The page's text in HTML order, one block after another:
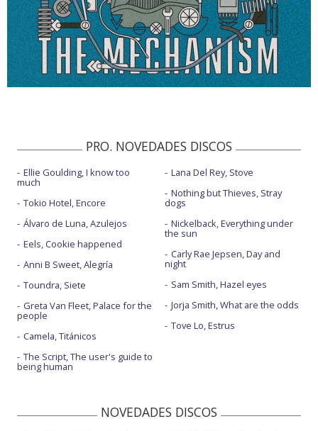
PRO. NOVEDADES DISCOS
Ellie Goulding, I know too
much
Tokio Hotel, Encore
Álvaro de Luna, Azulejos
Eels, Cookie happened
Anni B Sweet, Alegría
Toundra, Siete
Greta Van Fleet, Palace for the
people
Camela, Titánicos
The Script, The user's guide to
being human
Lana Del Rey, Stove
Nothing but Thieves, Stray
dogs
Nickelback, Everything under
the sun
Carly Rae Jepsen, Day and
night
Sam Smith, Hazel eyes
Jorja Smith, What are the odds
Tove Lo, Estrus
NOVEDADES DISCOS